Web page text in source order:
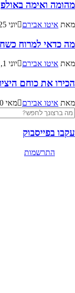
מהומה ואימה
מאת איטו אבירם יוני 25, 2026
מה כדאי למרוח
מאת איטו אבירם יוני 1, 2026
הכירו את כוחם
מאת איטו אבירם מאי 10, 2026
Search
for:
עקבו בפייסבוק
התרשמות